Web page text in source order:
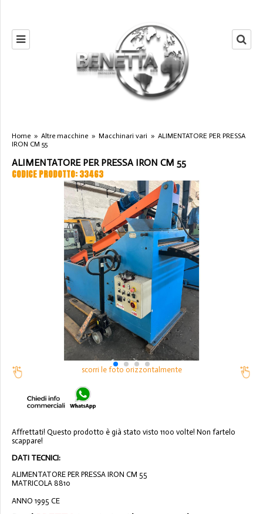
Home » Altre macchine » Macchinari vari » ALIMENTATORE PER PRESSA
IRON CM 55
ALIMENTATORE PER PRESSA IRON CM 55
CODICE PRODOTTO: 33463
scorri le foto orizzontalmente
Affrettati! Questo prodotto è già stato visto 1100 volte! Non fartelo
scappare!
DATI TECNICI:
ALIMENTATORE PER PRESSA IRON CM 55
MATRICOLA 8810
ANNO 1995 CE